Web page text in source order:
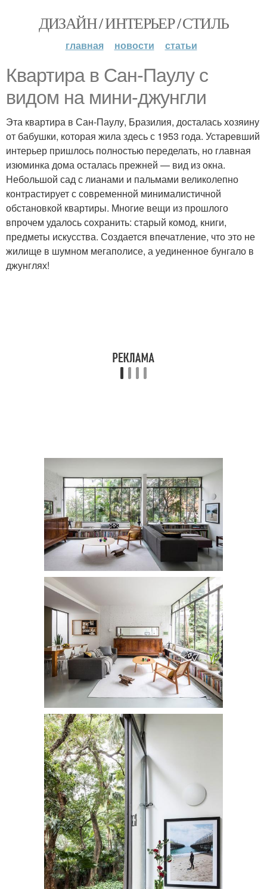
ДИЗАЙН / ИНТЕРЬЕР / СТИЛЬ
главная новости статьи
Квартира в Сан-Паулу с
видом на мини-джунгли
Эта квартира в Сан-Паулу, Бразилия, досталась хозяину
от бабушки, которая жила здесь с 1953 года. Устаревший
интерьер пришлось полностью переделать, но главная
изюминка дома осталась прежней — вид из окна.
Небольшой сад с лианами и пальмами великолепно
контрастирует с современной минималистичной
обстановкой квартиры. Многие вещи из прошлого
впрочем удалось сохранить: старый комод, книги,
предметы искусства. Создается впечатление, что это не
жилище в шумном мегаполисе, а уединенное бунгало в
джунглях!